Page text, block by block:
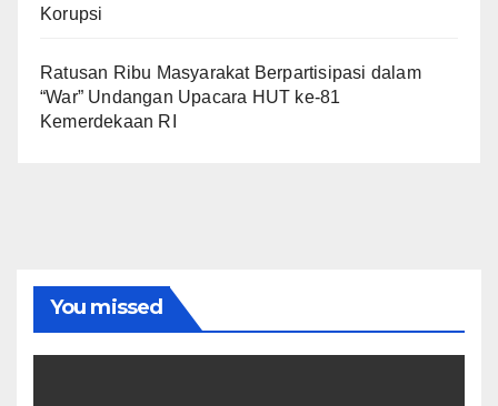
Korupsi
Ratusan Ribu Masyarakat Berpartisipasi dalam
“War” Undangan Upacara HUT ke-81
Kemerdekaan RI
You missed